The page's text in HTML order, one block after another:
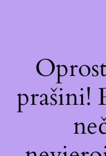
prašini!